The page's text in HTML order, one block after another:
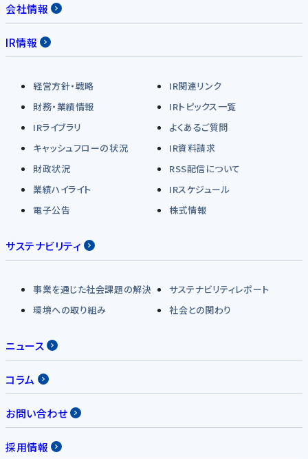
会社情報
IR情報
経営方針・戦略
IR関連リンク
財務・業績情報
IRトピックス一覧
IRライブラリ
よくあるご質問
キャッシュフローの状況
IR資料請求
財政状況
RSS配信について
業績ハイライト
IRスケジュール
電子公告
株式情報
サステナビリティ
事業を通じた社会課題の解決
サステナビリティレポート
環境への取り組み
社会との関わり
ニュース
コラム
お問い合わせ
採用情報